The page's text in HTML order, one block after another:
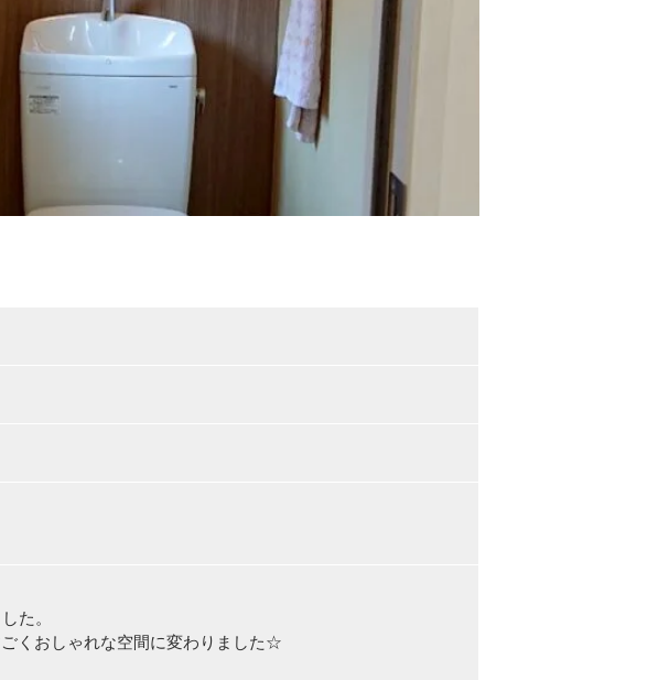
た。
くおしゃれな空間に変わりました☆